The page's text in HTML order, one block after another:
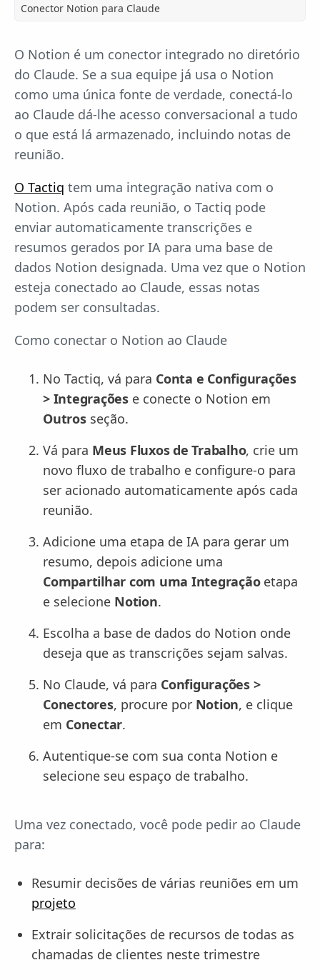
Conector Notion para Claude
O Notion é um conector integrado no diretório
do Claude. Se a sua equipe já usa o Notion
como uma única fonte de verdade, conectá-lo
ao Claude dá-lhe acesso conversacional a tudo
o que está lá armazenado, incluindo notas de
reunião.
O Tactiq tem uma integração nativa com o
Notion. Após cada reunião, o Tactiq pode
enviar automaticamente transcrições e
resumos gerados por IA para uma base de
dados Notion designada. Uma vez que o Notion
esteja conectado ao Claude, essas notas
podem ser consultadas.
Como conectar o Notion ao Claude
No Tactiq, vá para Conta e Configurações
> Integraçõese conecte o Notion em
Outrosseção.
Vá para Meus Fluxos de Trabalho, crie um
novo fluxo de trabalho e configure-o para
ser acionado automaticamente após cada
reunião.
Adicione uma etapa de IA para gerar um
resumo, depois adicione uma
Compartilhar com uma Integraçãoetapa
e selecione Notion.
Escolha a base de dados do Notion onde
deseja que as transcrições sejam salvas.
No Claude, vá para Configurações >
Conectores, procure por Notion, e clique
em Conectar.
Autentique-se com sua conta Notion e
selecione seu espaço de trabalho.
Uma vez conectado, você pode pedir ao Claude
para:
Resumir decisões de várias reuniões em um
projeto
Extrair solicitações de recursos de todas as
chamadas de clientes neste trimestre